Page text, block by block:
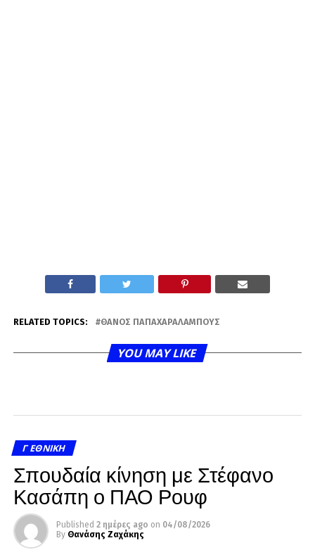
RELATED TOPICS: ΘΆΝΟΣ ΠΑΠΑΧΑΡΑΛΆΜΠΟΥΣ
YOU MAY LIKE
Γ ΕΘΝΙΚΉ
Σπουδαία κίνηση με Στέφανο
Κασάπη ο ΠΑΟ Ρουφ
Published 2 ημέρες ago on 04/08/2026
By Θανάσης Ζαχάκης